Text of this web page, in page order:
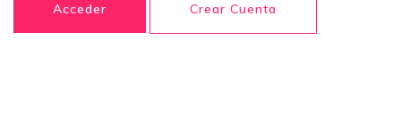
Acceder Crear Cuenta